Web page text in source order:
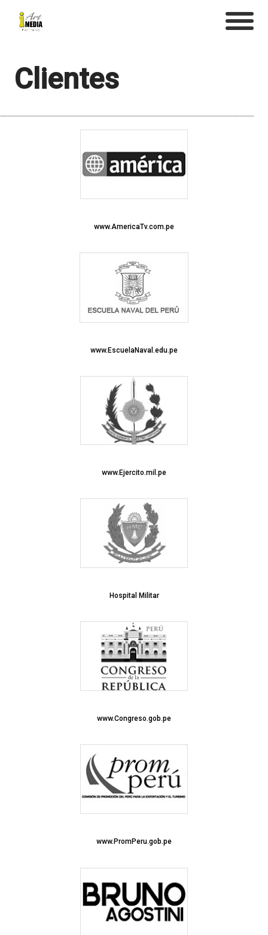
Clientes
www.AmericaTv.com.pe
www.EscuelaNaval.edu.pe
www.Ejercito.mil.pe
Hospital Militar
www.Congreso.gob.pe
www.PromPeru.gob.pe